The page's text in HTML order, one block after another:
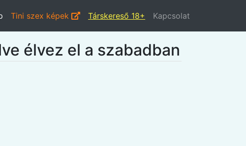
Tini szex képek Társkereső 18+ Kapcsolat
élvez el a szabadban